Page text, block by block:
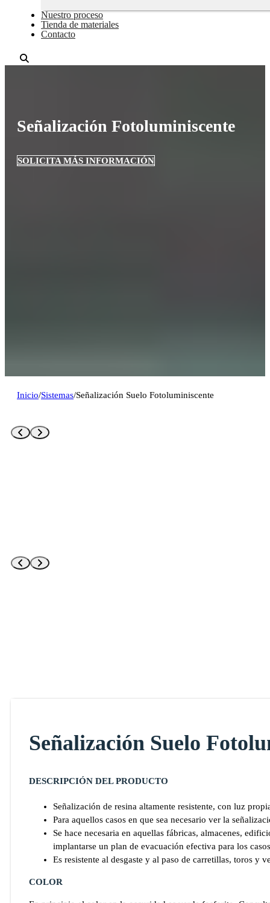
Nuestro proceso
Tienda de materiales
Contacto
Señalización Fotoluminiscente
SOLICITA MÁS INFORMACIÓN
Inicio/Sistemas/Señalización Suelo Fotoluminiscente
Señalización Suelo
DESCRIPCIÓN DEL PRODUCTO
Señalización de resina altamente resistente, con luz
Para aquellos casos en que sea necesario ver la
Se hace necesaria en aquellas fábricas, almacenes,
implantarse un plan de evacuación efectiva para los
Es resistente al desgaste y al paso de carretillas, toros y
COLOR